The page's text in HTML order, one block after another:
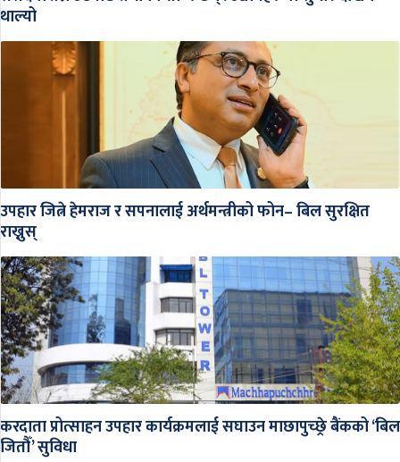
थाल्यो
उपहार जित्ने हेमराज र सपनालाई अर्थमन्त्रीको फोन– बिल सुरक्षित
राख्नुस्
करदाता प्रोत्साहन उपहार कार्यक्रमलाई सघाउन माछापुच्छ्रे बैंकको ‘बिल
जितौँ’ सुविधा